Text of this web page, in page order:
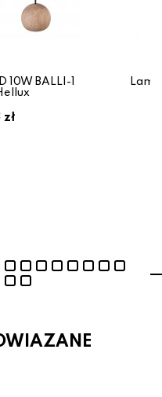
10W BALLI-1